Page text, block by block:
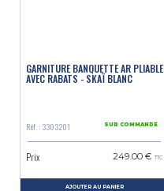
GARNITURE BANQUETTE AR PLIABLE
AVEC RABATS - SKAÏ BLANC
Réf. : 3303201 SUR COMMANDE
Prix 249.00 € TTC
AJOUTER AU PANIER